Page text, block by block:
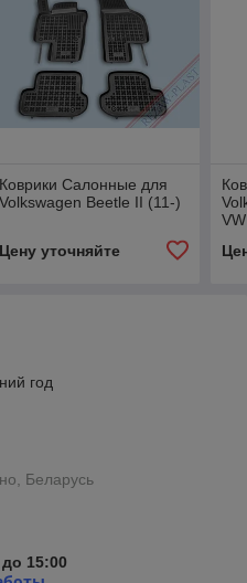
Коврики Салонные для
Volkswagen Beetle II (11-)
Цену уточняйте
год
Беларусь
15:00